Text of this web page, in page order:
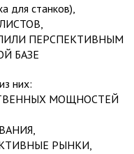
для станков),
ПЕРСПЕКТИВНЫМ
БАЗЕ
них:
МОЩНОСТЕЙ
РЫНКИ,